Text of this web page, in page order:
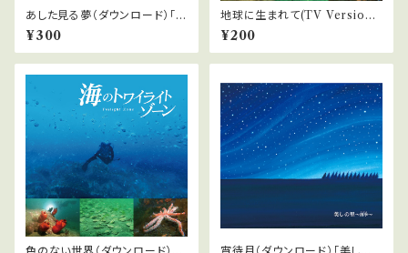
あした見る夢（ダウンロード）「美
しの里〜四季」より
¥300
地球に生まれて(TV Version)
（ダウンロード）『海のトワイライ
トゾーン』より
¥200